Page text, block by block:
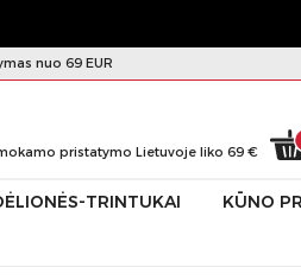
nuo 69 EUR
pristatymo Lietuvoje liko 69 €
TRINTUKAI
KŪNO